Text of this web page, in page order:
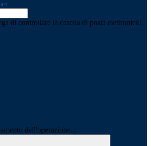
di controllare la casella di posta elettronica!
dell'operazione...